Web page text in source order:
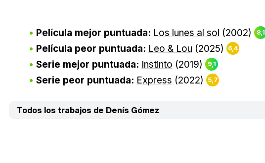
Película mejor puntuada: Los lunes al sol (2002) 8,1
Película peor puntuada: Leo & Lou (2025) 6,4
Serie mejor puntuada: Instinto (2019) 9,1
Serie peor puntuada: Express (2022) 5,7
Todos los trabajos de Denís Gómez